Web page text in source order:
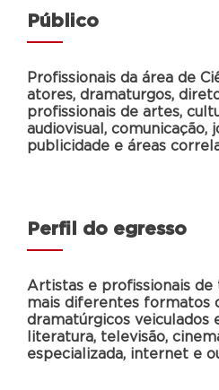
Público
Profissionais da área de
atores, dramaturgos,
profissionais de artes,
audiovisual, comunicação,
publicidade e áreas
Perfil do egresso
Artistas e profissionais de
mais diferentes formatos
dramatúrgicos veiculados
literatura, televisão,
especializada, internet e